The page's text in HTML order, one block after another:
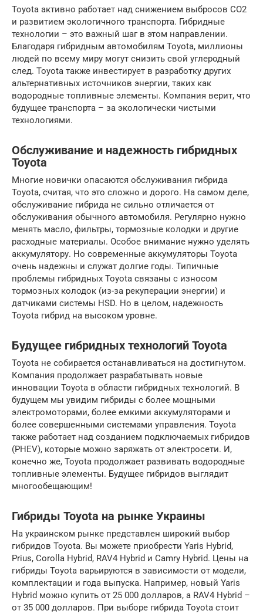
Toyota активно работает над снижением выбросов CO2
и развитием экологичного транспорта. Гибридные
технологии – это важный шаг в этом направлении.
Благодаря гибридным автомобилям Toyota, миллионы
людей по всему миру могут снизить свой углеродный
след. Toyota также инвестирует в разработку других
альтернативных источников энергии, таких как
водородные топливные элементы. Компания верит, что
будущее транспорта – за экологически чистыми
технологиями.
Обслуживание и надежность гибридных
Toyota
Многие новички опасаются обслуживания гибрида
Toyota, считая, что это сложно и дорого. На самом деле,
обслуживание гибрида не сильно отличается от
обслуживания обычного автомобиля. Регулярно нужно
менять масло, фильтры, тормозные колодки и другие
расходные материалы. Особое внимание нужно уделять
аккумулятору. Но современные аккумуляторы Toyota
очень надежны и служат долгие годы. Типичные
проблемы гибридных Toyota связаны с износом
тормозных колодок (из-за рекуперации энергии) и
датчиками системы HSD. Но в целом, надежность
Toyota гибрид на высоком уровне.
Будущее гибридных технологий Toyota
Toyota не собирается останавливаться на достигнутом.
Компания продолжает разрабатывать новые
инновации Toyota в области гибридных технологий. В
будущем мы увидим гибриды с более мощными
электромоторами, более емкими аккумуляторами и
более совершенными системами управления. Toyota
также работает над созданием подключаемых гибридов
(PHEV), которые можно заряжать от электросети. И,
конечно же, Toyota продолжает развивать водородные
топливные элементы. Будущее гибридов выглядит
многообещающим!
Гибриды Toyota на рынке Украины
На украинском рынке представлен широкий выбор
гибридов Toyota. Вы можете приобрести Yaris Hybrid,
Prius, Corolla Hybrid, RAV4 Hybrid и Camry Hybrid. Цены на
гибриды Toyota варьируются в зависимости от модели,
комплектации и года выпуска. Например, новый Yaris
Hybrid можно купить от 25 000 долларов, а RAV4 Hybrid –
от 35 000 долларов. При выборе гибрида Toyota стоит